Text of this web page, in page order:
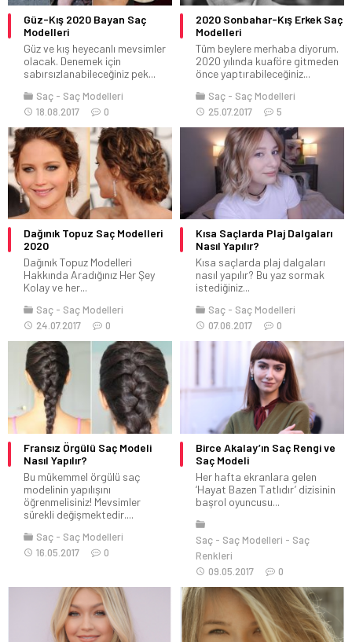
Güz-Kış 2020 Bayan Saç
Modelleri
Güz ve kış heyecanlı mevsimler
olacak. Denemek için
sabırsızlanabileceğiniz pek...
Saç
Saç Modelleri
18.08.2017
0
2020 Sonbahar-Kış Erkek Saç
Modelleri
Tüm beylere merhaba diyorum.
2020 yılında kuaföre gitmeden
önce yaptırabileceğiniz...
Saç
Saç Modelleri
25.07.2017
5
Dağınık Topuz Saç Modelleri
2020
Dağınık Topuz Modelleri
Hakkında Aradığınız Her Şey
Kolay ve her...
Saç
Saç Modelleri
24.07.2017
0
Kısa Saçlarda Plaj Dalgaları
Nasıl Yapılır?
Kısa saçlarda plaj dalgaları
nasıl yapılır? Bu yaz sormak
istediğiniz...
Saç
Saç Modelleri
07.06.2017
0
Fransız Örgülü Saç Modeli
Nasıl Yapılır?
Bu mükemmel örgülü saç
modelinin yapılışını
öğrenmelisiniz! Mevsimler
sürekli değişmektedir....
Saç
Saç Modelleri
16.05.2017
0
Birce Akalay’ın Saç Rengi ve
Saç Modeli
Her hafta ekranlara gelen
‘Hayat Bazen Tatlıdır’ dizisinin
başrol oyuncusu...
Saç Saç Modelleri
Saç
Renkleri
09.05.2017
0